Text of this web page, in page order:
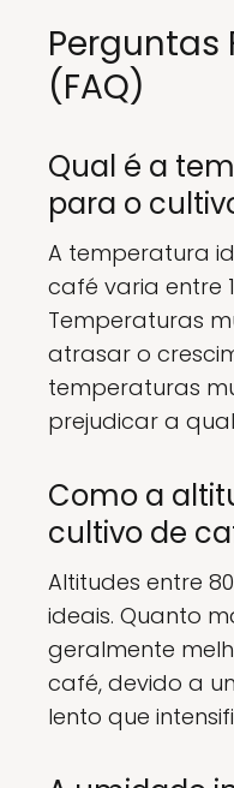
Perguntas
(FAQ)
Qual é a
para o
A temperatura
café varia entre
Temperaturas
atrasar o
temperaturas
prejudicar a
Como a
cultivo de
Altitudes entre
ideais. Quanto
geralmente
café, devido a
lento que